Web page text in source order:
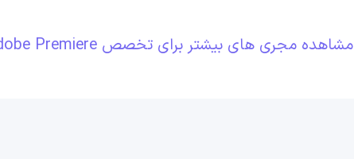
مشاهده مجری های بیشتر برای تخصص Adobe Premiere